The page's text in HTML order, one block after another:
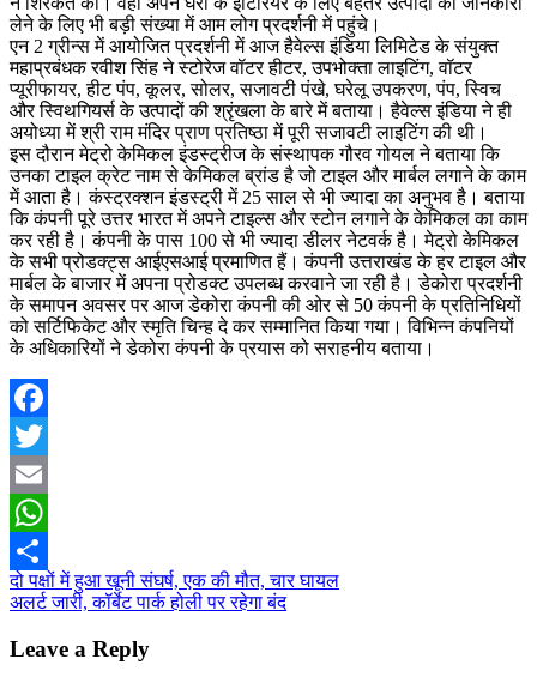
लेने के लिए भी बड़ी संख्या में आम लोग प्रदर्शनी में पहुंचे।
एन 2 ग्रीन्स में आयोजित प्रदर्शनी में आज हैवेल्स इंडिया लिमिटेड के संयुक्त
महाप्रबंधक रवीश सिंह ने स्टोरेज वॉटर हीटर, उपभोक्ता लाइटिंग, वॉटर
प्यूरीफायर, हीट पंप, कूलर, सोलर, सजावटी पंखे, घरेलू उपकरण, पंप, स्विच
और स्विथगियर्स के उत्पादों की श्रृंखला के बारे में बताया। हैवेल्स इंडिया ने ही
अयोध्या में श्री राम मंदिर प्राण प्रतिष्ठा में पूरी सजावटी लाइटिंग की थी।
इस दौरान मेट्रो केमिकल इंडस्ट्रीज के संस्थापक गौरव गोयल ने बताया कि
उनका टाइल क्रेट नाम से केमिकल ब्रांड है जो टाइल और मार्बल लगाने के काम
में आता है। कंस्ट्रक्शन इंडस्ट्री में 25 साल से भी ज्यादा का अनुभव है। बताया
कि कंपनी पूरे उत्तर भारत में अपने टाइल्स और स्टोन लगाने के केमिकल का काम
कर रही है। कंपनी के पास 100 से भी ज्यादा डीलर नेटवर्क है। मेट्रो केमिकल
के सभी प्रोडक्ट्स आईएसआई प्रमाणित हैं। कंपनी उत्तराखंड के हर टाइल और
मार्बल के बाजार में अपना प्रोडक्ट उपलब्ध करवाने जा रही है। डेकोरा प्रदर्शनी
के समापन अवसर पर आज डेकोरा कंपनी की ओर से 50 कंपनी के प्रतिनिधियों
को सर्टिफिकेट और स्मृति चिन्ह दे कर सम्मानित किया गया। विभिन्न कंपनियों
के अधिकारियों ने डेकोरा कंपनी के प्रयास को सराहनीय बताया।
Facebook
Twitter
Email
WhatsApp
Share
Post
navigation
दो पक्षों में हुआ खूनी संघर्ष, एक की मौत, चार घायल
अलर्ट जारी, कॉर्बेट पार्क होली पर रहेगा बंद
Leave a Reply